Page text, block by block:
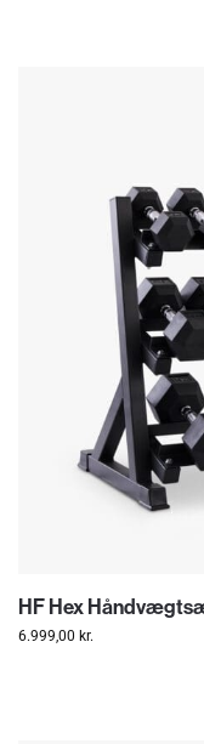
HF Hex
6.999,00 kr.